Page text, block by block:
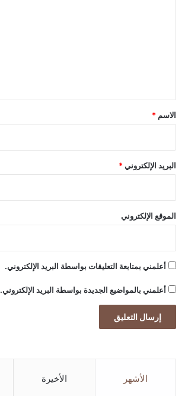
*
الاسم *
البريد الإلكتروني*
الموقع الإلكتروني
أعلمني بمتابعة التعليقات بواسطة البريد الإلكتروني.
أعلمني بالمواضيع الجديدة بواسطة البريد الإلكتروني.
الأشهر الأخيرة